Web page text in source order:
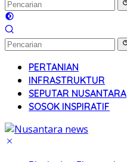
PERTANIAN
INFRASTRUKTUR
SEPUTAR NUSANTARA
SOSOK INSPIRATIF